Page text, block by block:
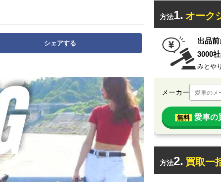
シェアする
方法1. オーク
出品前
3000社
みとや
メーカー 愛車のメ
無料 愛車の
方法2. 買取一